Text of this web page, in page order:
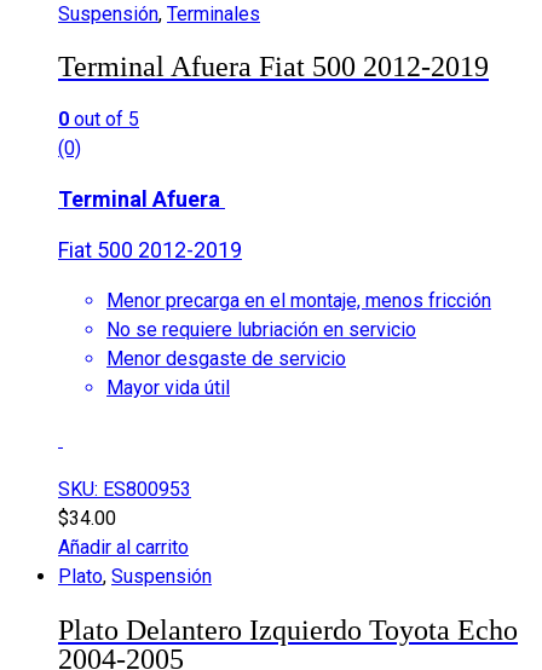
Suspensión, Terminales
Terminal Afuera Fiat 500 2012-2019
0 out of 5
(0)
Terminal Afuera
Fiat 500 2012-2019
Menor precarga en el montaje, menos fricción
No se requiere lubriación en servicio
Menor desgaste de servicio
Mayor vida útil
SKU: ES800953
$34.00
Añadir al carrito
Plato, Suspensión
Plato Delantero Izquierdo Toyota Echo
2004-2005